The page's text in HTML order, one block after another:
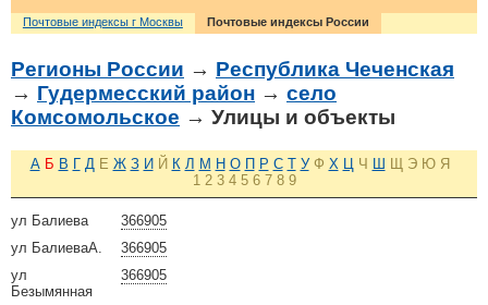
Почтовые индексы г Москвы Почтовые индексы России
Регионы России → Республика Чеченская
→ Гудермесский район → село
Комсомольское → Улицы и объекты
А Б В Г Д Е Ж З И Й К Л М Н О П Р С Т У Ф Х Ц Ч Ш Щ Э Ю Я
1 2 3 4 5 6 7 8 9
366905
ул Балиева
366905
ул БалиеваА.
366905
ул
Безымянная